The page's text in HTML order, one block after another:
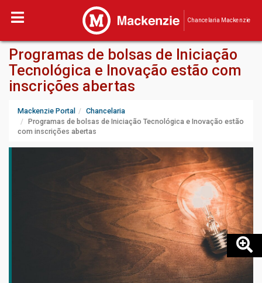
Chancelaria Mackenzie
Programas de bolsas de Iniciação
Tecnológica e Inovação estão com
inscrições abertas
Mackenzie Portal
Chancelaria
Programas de bolsas de Iniciação Tecnológica e Inovação estão
com inscrições abertas